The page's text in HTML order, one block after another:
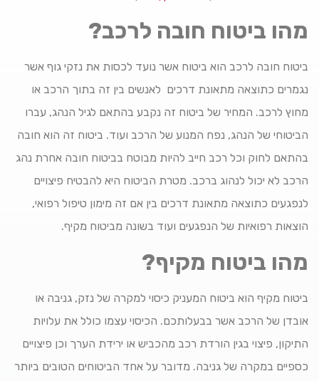
מהו ביטוח חובה לרכב?
ביטוח חובה לרכב הוא ביטוח אשר נועד לכסות את נזקי גוף אשר
נגמרים כתוצאה מתאונת דרכים לאנשים בין זה בתוך הרכב או
מחוץ לרכב. המחיר של ביטוח זה נקבע בהתאם לגיל הנהג, עברו
הביטוחי של הנהג, נפח המנוע של הרכב ועוד. ביטוח זה הוא חובה
בהתאם לחוק וכל רכב חייב להיות מבוטח בביטוח חובה אחרת נהג
הרכב לא יכול לנהוג ברכב. מטרת הביטוח היא להבטיח פיצויים
לנפגעים כתוצאה מתאונת דרכים בין אם זה מימון טיפול רפואי,
הוצאות רפואיות של הנפגעים ועוד בשונה מביטוח מקיף.
מהו ביטוח מקיף?
ביטוח מקיף הוא ביטוח המעניק כיסוי למקרה של נזק, גניבה או
אובדן של הרכב אשר בבעלותכם. הכיסוי עצמו כולל את עלויות
התיקון, פיצוי בגין הורדת רכב מהכביש או ירידת הערך וכן פיצויים
כספיים במקרה של גניבה. מדובר על אחד הביטוחים הטובים ביותר